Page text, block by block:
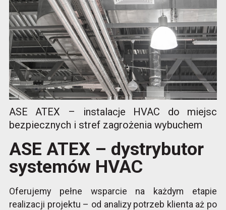
ASE ATEX – instalacje HVAC do miejsc
bezpiecznych i stref zagrożenia wybuchem
ASE ATEX – dystrybutor
systemów HVAC
Oferujemy pełne wsparcie na każdym etapie
realizacji projektu – od analizy potrzeb klienta aż po